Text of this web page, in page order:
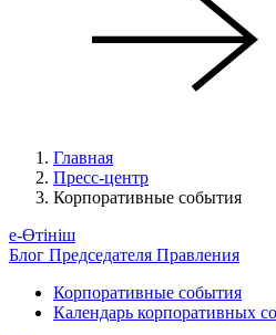
Главная
Пресс-центр
Корпоративные события
е-Өтініш
Блог Председателя Правления
Корпоративные события
Календарь корпоративных